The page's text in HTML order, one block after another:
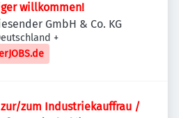
willkommen!
GmbH & Co. KG
+
zum Industriekauffrau /